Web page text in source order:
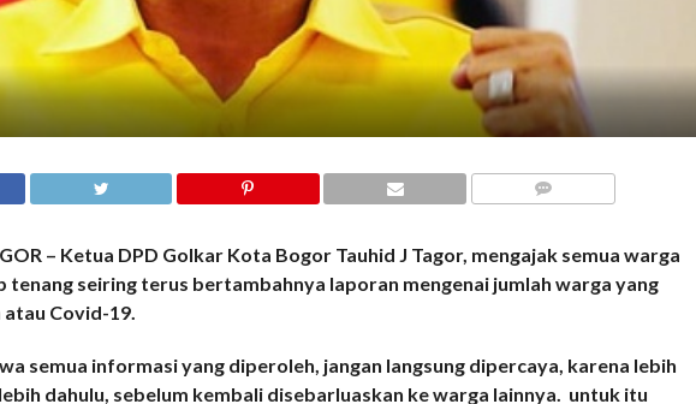
– Ketua DPD Golkar Kota Bogor Tauhid J Tagor, mengajak semua warga
seiring terus bertambahnya laporan mengenai jumlah warga yang
Covid-19.
semua informasi yang diperoleh, jangan langsung dipercaya, karena lebih
dahulu, sebelum kembali disebarluaskan ke warga lainnya. untuk itu